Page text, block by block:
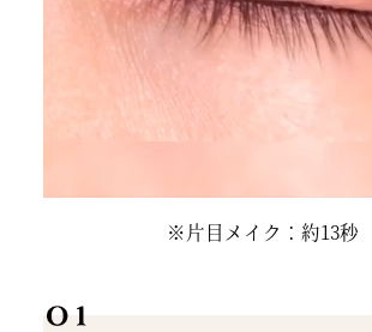
※片目メイク：約13秒